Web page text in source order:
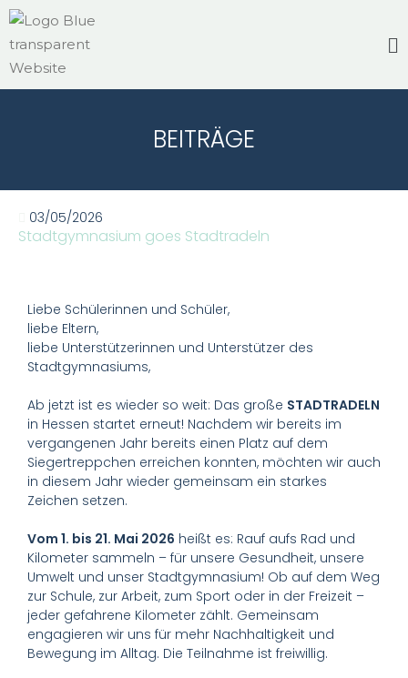
BEITRÄGE
03/05/2026
Stadtgymnasium goes Stadtradeln
Liebe Schülerinnen und Schüler,
liebe Eltern,
liebe Unterstützerinnen und Unterstützer des
Stadtgymnasiums,
Ab jetzt ist es wieder so weit: Das große STADTRADELN
in Hessen startet erneut! Nachdem wir bereits im
vergangenen Jahr bereits einen Platz auf dem
Siegertreppchen erreichen konnten, möchten wir auch
in diesem Jahr wieder gemeinsam ein starkes
Zeichen setzen.
Vom 1. bis 21. Mai 2026 heißt es: Rauf aufs Rad und
Kilometer sammeln – für unsere Gesundheit, unsere
Umwelt und unser Stadtgymnasium! Ob auf dem Weg
zur Schule, zur Arbeit, zum Sport oder in der Freizeit –
jeder gefahrene Kilometer zählt. Gemeinsam
engagieren wir uns für mehr Nachhaltigkeit und
Bewegung im Alltag. Die Teilnahme ist freiwillig.